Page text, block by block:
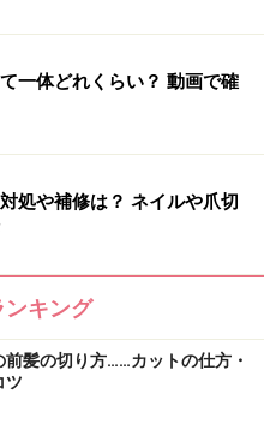
一体どれくらい？ 動画で確
処や補修は？ ネイルや爪切
ンキング
髪の切り方……カットの仕方・
ツ